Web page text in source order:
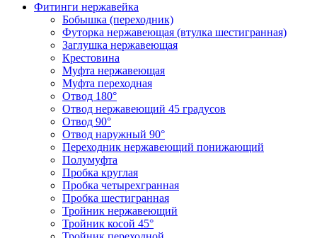
Фитинги нержавейка
Бобышка (переходник)
Футорка нержавеющая (втулка шестигранная)
Заглушка нержавеющая
Крестовина
Муфта нержавеющая
Муфта переходная
Отвод 180°
Отвод нержавеющий 45 градусов
Отвод 90°
Отвод наружный 90°
Переходник нержавеющий понижающий
Полумуфта
Пробка круглая
Пробка четырехгранная
Пробка шестигранная
Тройник нержавеющий
Тройник косой 45°